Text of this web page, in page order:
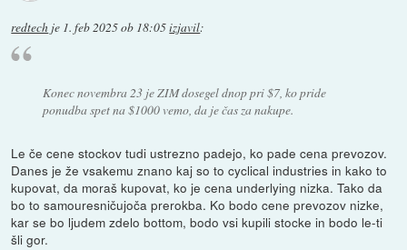
redtech je 1. feb 2025 ob 18:05izjavil:
Konec novembra 23 je ZIM dosegel dnop pri $7, ko pride
ponudba spet na $1000 vemo, da je čas za nakupe.
Le če cene stockov tudi ustrezno padejo, ko pade cena prevozov.
Danes je že vsakemu znano kaj so to cyclical industries in kako to
kupovat, da moraš kupovat, ko je cena underlying nizka. Tako da
bo to samouresničujoča prerokba. Ko bodo cene prevozov nizke,
kar se bo ljudem zdelo bottom, bodo vsi kupili stocke in bodo le-ti
šli gor.